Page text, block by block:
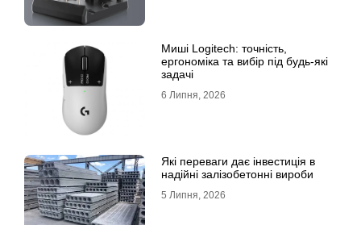
Миші Logitech: точність,
ергономіка та вибір під будь-які
задачі
6 Липня, 2026
Які переваги дає інвестиція в
надійні залізобетонні вироби
5 Липня, 2026